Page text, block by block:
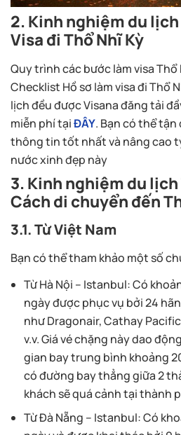
2. Kinh nghiệm du lịch
Visa đi Thổ Nhĩ Kỳ
Quy trình các bước làm visa Thổ
Checklist Hồ sơ làm visa đi Thổ
lịch đều được Visana đăng tải
miễn phí tạiĐÂY. Bạn có thể
thông tin tốt nhất và nâng cao
nước xinh đẹp này
3. Kinh nghiệm du lịch
Cách di chuyển đến
3.1. Từ Việt Nam
Bạn có thể tham khảo một số
Có
ngày được phục vụ bởi 24
như Dragonair, Cathay Pacific
v.v. Giá vé chặng này dao
gian bay trung bình khoảng
có đường bay thẳng giữa 2
khách sẽ quá cảnh tại thành
Từ Đà Nẵng – Istanbul:
Có
ngày và được khai thác bởi 9